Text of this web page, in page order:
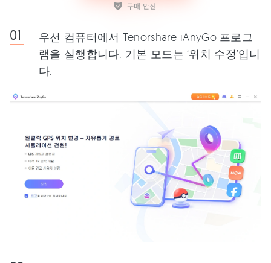
우선 컴퓨터에서 Tenorshare iAnyGo 프로그
램을 실행합니다. 기본 모드는 ‘위치 수정’입니
다.